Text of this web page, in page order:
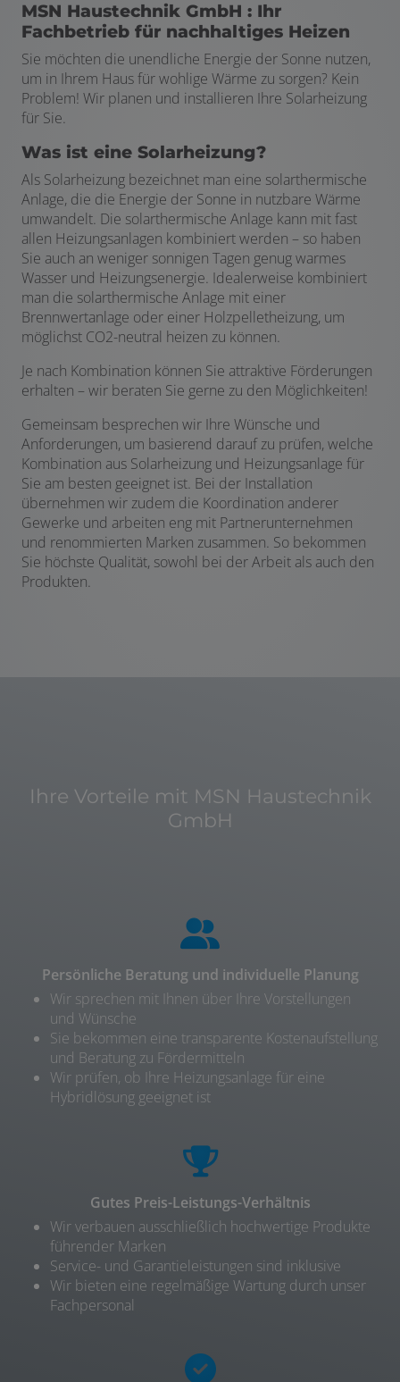
MSN Haustechnik GmbH : Ihr
Fachbetrieb für nachhaltiges Heizen
Sie möchten die unendliche Energie der Sonne nutzen,
um in Ihrem Haus für wohlige Wärme zu sorgen? Kein
Problem! Wir planen und installieren Ihre Solarheizung
für Sie.
Was ist eine Solarheizung?
Als Solarheizung bezeichnet man eine solarthermische
Anlage, die die Energie der Sonne in nutzbare Wärme
umwandelt. Die solarthermische Anlage kann mit fast
allen Heizungsanlagen kombiniert werden – so haben
Sie auch an weniger sonnigen Tagen genug warmes
Wasser und Heizungsenergie. Idealerweise kombiniert
man die solarthermische Anlage mit einer
Brennwertanlage oder einer Holzpelletheizung, um
möglichst CO2-neutral heizen zu können.
Je nach Kombination können Sie attraktive Förderungen
erhalten – wir beraten Sie gerne zu den Möglichkeiten!
Gemeinsam besprechen wir Ihre Wünsche und
Anforderungen, um basierend darauf zu prüfen, welche
Kombination aus Solarheizung und Heizungsanlage für
Sie am besten geeignet ist. Bei der Installation
übernehmen wir zudem die Koordination anderer
Gewerke und arbeiten eng mit Partnerunternehmen
und renommierten Marken zusammen. So bekommen
Sie höchste Qualität, sowohl bei der Arbeit als auch den
Produkten.
Ihre Vorteile mit MSN Haustechnik
GmbH
Persönliche Beratung und individuelle Planung
Wir sprechen mit Ihnen über Ihre Vorstellungen
und Wünsche
Sie bekommen eine transparente Kostenaufstellung
und Beratung zu Fördermitteln
Wir prüfen, ob Ihre Heizungsanlage für eine
Hybridlösung geeignet ist
Gutes Preis-Leistungs-Verhältnis
Wir verbauen ausschließlich hochwertige Produkte
führender Marken
Service- und Garantieleistungen sind inklusive
Wir bieten eine regelmäßige Wartung durch unser
Fachpersonal